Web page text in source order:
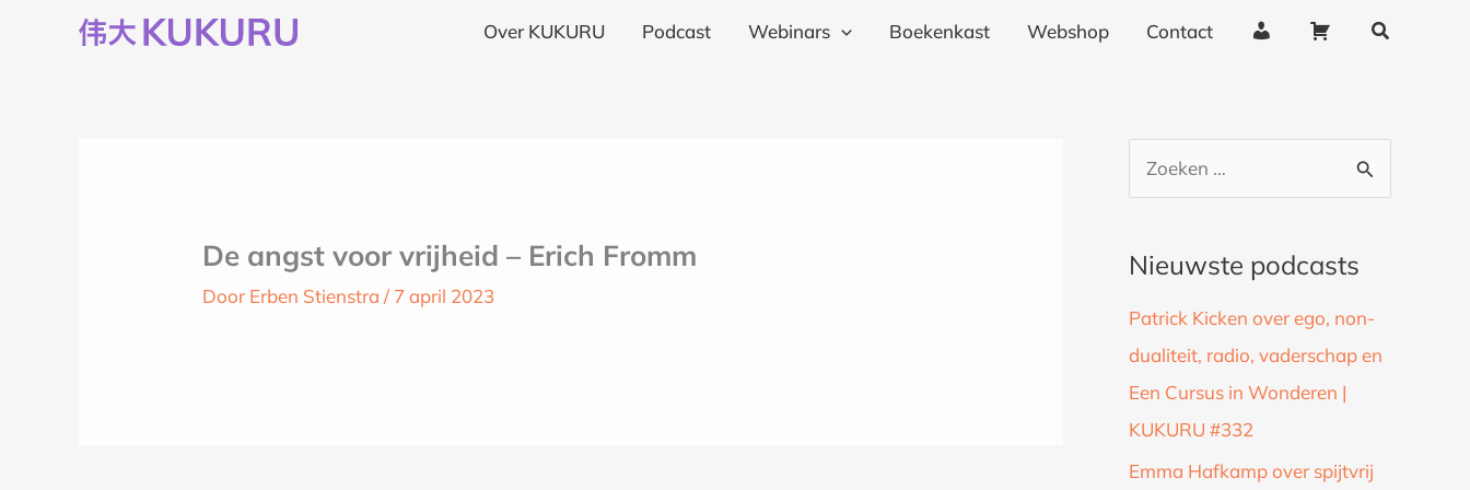
Over KUKURU Podcast Webinars Boekenkast Webshop Contact
e
v
e
W
g
Zoeken
De angst voor vrijheid – Erich Fromm
Door Erben Stienstra/ 7 april 2023
n
a
a
r
:
Nieuwste podcasts
Patrick Kicken over ego, non-
dualiteit, radio, vaderschap en
Een Cursus in Wonderen |
KUKURU #332
Emma Hafkamp over spijtvrij